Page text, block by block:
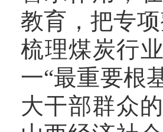
教育，把专
梳理煤炭行
一“最重要根
大干部群众